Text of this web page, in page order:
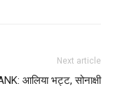
Next article
आलिया भट्ट, सोनाक्षी